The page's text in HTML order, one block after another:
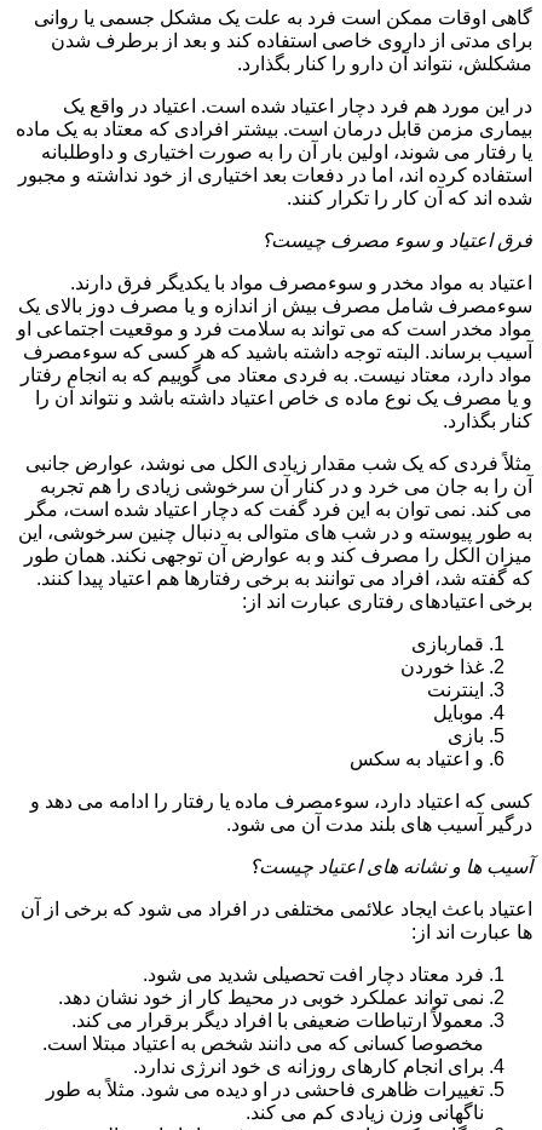
گاهی اوقات ممکن است فرد به علت یک مشکل جسمی یا روانی
برای مدتی از داروی خاصی استفاده کند و بعد از برطرف شدن
مشکلش، نتواند آن دارو را کنار بگذارد.
در این مورد هم فرد دچار اعتیاد شده است. اعتیاد در واقع یک
بیماری مزمن قابل درمان است. بیشتر افرادی که معتاد به یک ماده
یا رفتار می شوند، اولین بار آن را به صورت اختیاری و داوطلبانه
استفاده کرده اند، اما در دفعات بعد اختیاری از خود نداشته و مجبور
شده اند که آن کار را تکرار کنند.
فرق اعتیاد و سوء مصرف چیست؟
اعتیاد به مواد مخدر و سوءمصرف مواد با یکدیگر فرق دارند.
سوءمصرف شامل مصرف بیش از اندازه و یا مصرف دوز بالای یک
مواد مخدر است که می تواند به سلامت فرد و موقعیت اجتماعی او
آسیب برساند. البته توجه داشته باشید که هر کسی که سوءمصرف
مواد دارد، معتاد نیست. به فردی معتاد می گوییم که به انجام رفتار
و یا مصرف یک نوع ماده ی خاص اعتیاد داشته باشد و نتواند آن را
کنار بگذارد.
مثلاً فردی که یک شب مقدار زیادی الکل می نوشد، عوارض جانبی
آن را به جان می خرد و در کنار آن سرخوشی زیادی را هم تجربه
می کند. نمی توان به این فرد گفت که دچار اعتیاد شده است، مگر
به طور پیوسته و در شب های متوالی به دنبال چنین سرخوشی، این
میزان الکل را مصرف کند و به عوارض آن توجهی نکند. همان طور
که گفته شد، افراد می توانند به برخی رفتارها هم اعتیاد پیدا کنند.
برخی اعتیادهای رفتاری عبارت اند از:
قماربازی
غذا خوردن
اینترنت
موبایل
بازی
و اعتیاد به سکس
کسی که اعتیاد دارد، سوءمصرف ماده یا رفتار را ادامه می دهد و
درگیر آسیب های بلند مدت آن می شود.
آسیب ها و نشانه های اعتیاد چیست؟
اعتیاد باعث ایجاد علائمی مختلفی در افراد می شود که برخی از آن
ها عبارت اند از:
فرد معتاد دچار افت تحصیلی شدید می شود.
نمی تواند عملکرد خوبی در محیط کار از خود نشان دهد.
معمولاً ارتباطات ضعیفی با افراد دیگر برقرار می کند.
مخصوصا کسانی که می دانند شخص به اعتیاد مبتلا است.
برای انجام کارهای روزانه ی خود انرژی ندارد.
تغییرات ظاهری فاحشی در او دیده می شود. مثلاً به طور
ناگهانی وزن زیادی کم می کند.